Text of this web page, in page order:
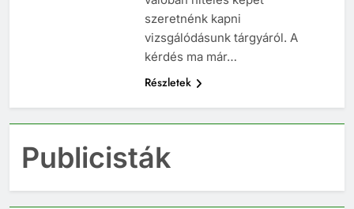
szeretnénk kapni
vizsgálódásunk tárgyáról. A
kérdés ma már…
Részletek
Publicisták